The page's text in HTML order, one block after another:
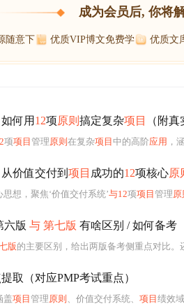
成为会员后, 你将
随意下 优质VIP博文免费学 优质文
如何用 12项原则 搞定复杂项目 （附真
项项目 管理原则 在复杂项目 中的高阶应用 ，
从价值交付到 项目 成功的12项核心原
思想，聚焦‘价值交付系统’与12项项目 管理原
六版 与 第七版 有啥区别 / 如何备考
版的主要区别，给出两版备考侧重点对比。还提出关键行动建议
取（对应PMP考试重点）
盖项目 管理原则 、价值交付系统、 项目 绩效域